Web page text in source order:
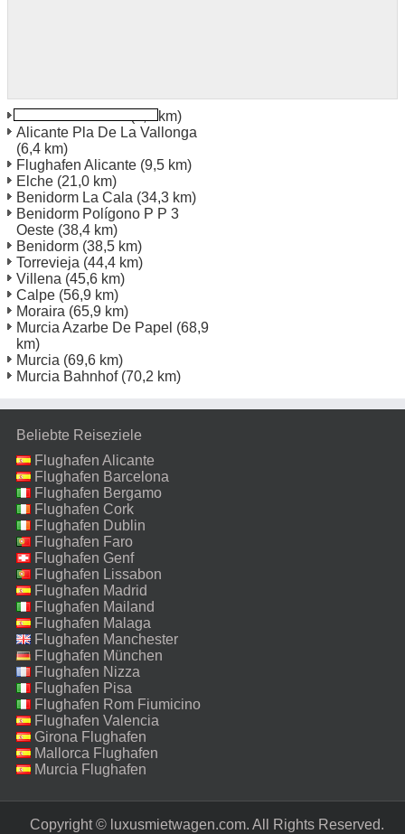
Alicante Bahnhof(1,4 km)
Alicante Pla De La Vallonga
(6,4 km)
Flughafen Alicante (9,5 km)
Elche (21,0 km)
Benidorm La Cala (34,3 km)
Benidorm Polígono P P 3
Oeste (38,4 km)
Benidorm (38,5 km)
Torrevieja (44,4 km)
Villena (45,6 km)
Calpe (56,9 km)
Moraira (65,9 km)
Murcia Azarbe De Papel (68,9
km)
Murcia (69,6 km)
Murcia Bahnhof(70,2 km)
Beliebte Reiseziele
Flughafen Alicante
Flughafen Barcelona
Flughafen Bergamo
Flughafen Cork
Flughafen Dublin
Flughafen Faro
Flughafen Genf
Flughafen Lissabon
Flughafen Madrid
Flughafen Mailand
Malpensa
Flughafen Malaga
Flughafen Manchester
Flughafen München
Flughafen Nizza
Flughafen Pisa
Flughafen Rom Fiumicino
Flughafen Valencia
Girona Flughafen
Mallorca Flughafen
Murcia Flughafen
Copyright © luxusmietwagen.com. All Rights Reserved.‎